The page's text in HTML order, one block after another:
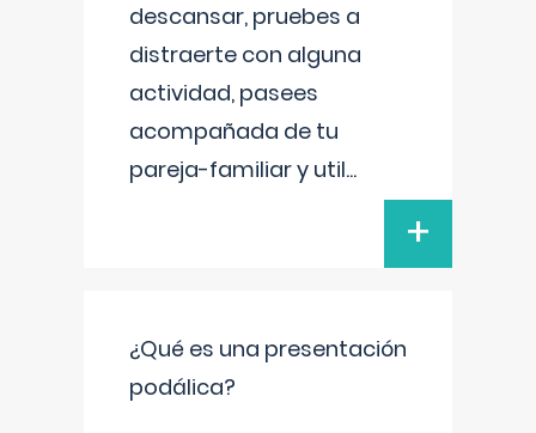
descansar, pruebes a
distraerte con alguna
actividad, pasees
acompañada de tu
pareja-familiar y util...
+
¿Qué es una presentación
podálica?